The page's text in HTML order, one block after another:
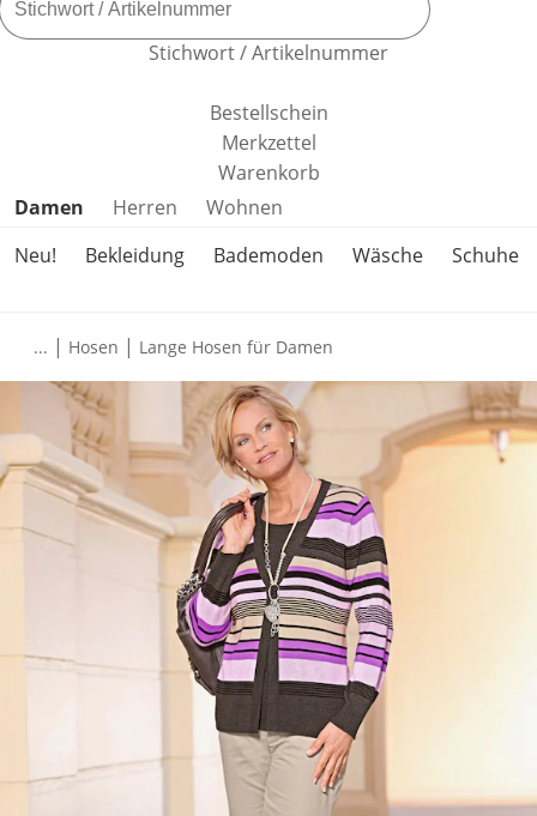
Stichwort / Artikelnummer
Bestellschein
Merkzettel
Warenkorb
Produktkategorien überspringen
Damen Herren
Wohnen
Neu!
Bekleidung Bademoden Wäsche Schuhe
... | Hosen | Lange Hosen für Damen